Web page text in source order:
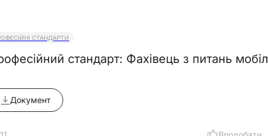
СТАНДАРТИ
стандарт: Фахівець з питань
Документ